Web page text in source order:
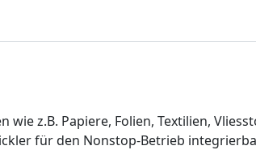
z.B. Papiere, Folien, Textilien,
für den Nonstop-Betrieb